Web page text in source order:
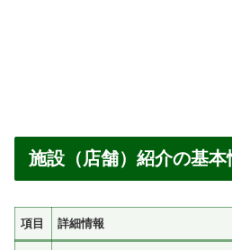
施設（店舗）紹介の基本
項目 詳細情報